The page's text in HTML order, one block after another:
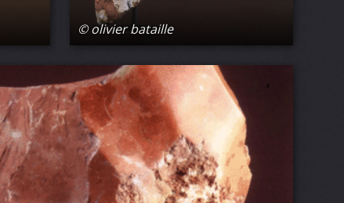
© olivier bataille